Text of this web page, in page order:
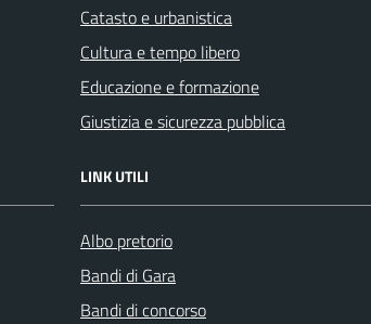
Catasto e urbanistica
Cultura e tempo libero
Educazione e formazione
Giustizia e sicurezza pubblica
LINK UTILI
Albo pretorio
Bandi di Gara
Bandi di concorso